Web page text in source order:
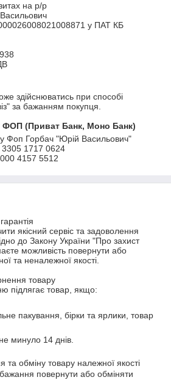
на р/р
у ПАТ КБ
здійснюватись при способі
за бажанням покупця.
ФОП (Приват Банк, Моно Банк)
Фоп Горбач "Юрій Васильович"
1717 0624
4157 5512
якісний сервіс та задоволення
до Закону України "Про захист
можливість повернути або
та неналежної якості.
товару
підлягає товар, якщо:
пакування, бірки та ярлики, товар
минуло 14 днів.
обміну товару належної якості
повернути або обміняти